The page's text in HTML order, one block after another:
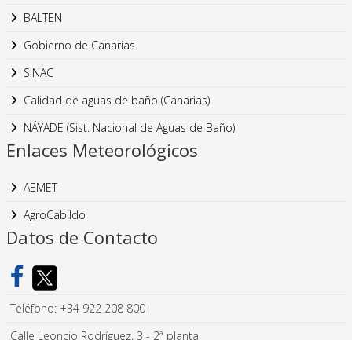
BALTEN
Gobierno de Canarias
SINAC
Calidad de aguas de baño (Canarias)
NÁYADE (Sist. Nacional de Aguas de Baño)
Enlaces Meteorológicos
AEMET
AgroCabildo
Datos de Contacto
Teléfono: +34 922 208 800
Calle Leoncio Rodríguez, 3 - 2ª planta